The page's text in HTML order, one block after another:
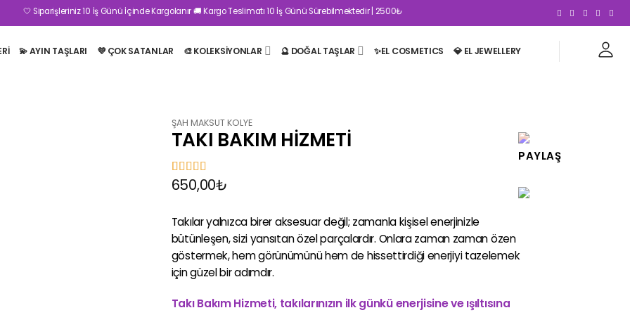
10 İş Günü İçinde Kargolanır 🚚 Kargo Teslimatı 10 İş Günü Sürebilmektedir | 2500₺ Ve Üzeri Kargo Ücretsizdir 🤍
💫 AYIN TAŞLARI 💜 ÇOK SATANLAR 🎨 KOLEKSİYONLAR 🔮 DOĞAL TAŞLAR ✨EL COSMETICS 💎 EL JEWELLERY
ŞAH MAKSUT KOLYE
TAKI BAKIM HİZMETİ
9
müşteri
puanına
üzerinden5
puan aldı
650,00₺
Takılar yalnızca birer aksesuar değil; zamanla kişisel enerjinizle
bütünleşen, sizi yansıtan özel parçalardır. Onlara zaman zaman özen
göstermek, hem görünümünü hem de hissettirdiği enerjiyi tazelemek
için güzel bir adımdır.
Takı Bakım Hizmeti, takılarınızın ilk günkü enerjisine ve ışıltısına